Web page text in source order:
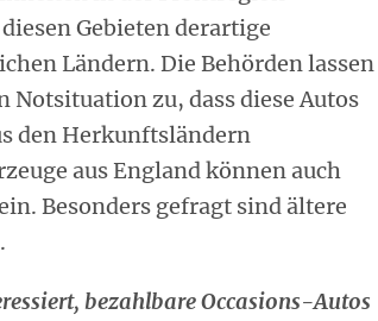
Gebieten derartige
Ländern. Die Behörden lassen
Notsituation zu, dass diese Autos
den Herkunftsländern
aus England können auch
Besonders gefragt sind ältere
bezahlbare Occasions-Autos